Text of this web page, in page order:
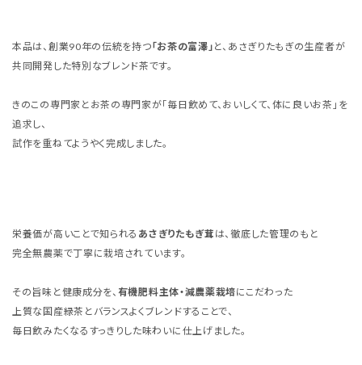
本品は、創業90年の伝統を持つ「お茶の富澤」 と、あさぎりたもぎの生産者が
共同開発した特別なブレンド茶です。
きのこの専門家とお茶の専門家が「毎日飲めて、おいしくて、体に良いお茶」を
追求し、
試作を重ねてようやく完成しました。
栄養価が高いことで知られる あさぎりたもぎ茸 は、徹底した管理のもと
完全無農薬で丁寧に栽培されています。
その旨味と健康成分を、 有機肥料主体・減農薬栽培にこだわった
上質な国産緑茶とバランスよくブレンドすることで、
毎日飲みたくなるすっきりした味わいに仕上げました。